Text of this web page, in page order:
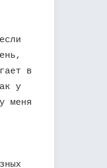
в
у
меня